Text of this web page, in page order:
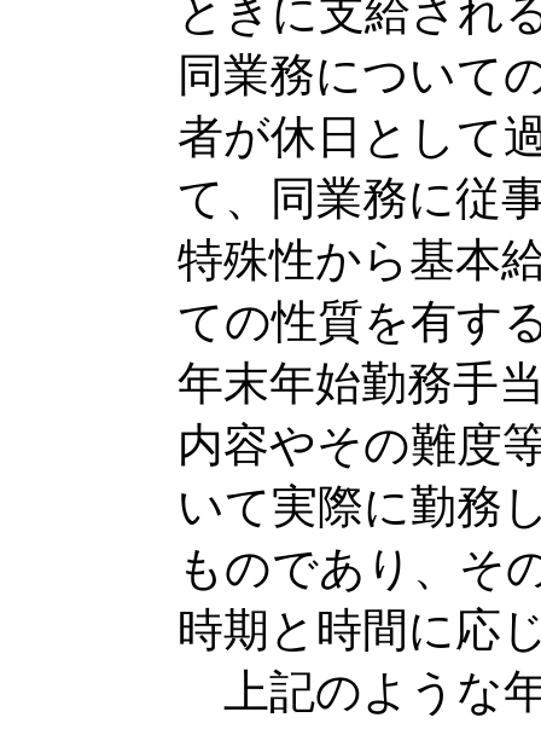
ときに支給され
同業務について
者が休日として
て、同業務に従
特殊性から基本
ての性質を有す
年末年始勤務手
内容やその難度
いて実際に勤務
ものであり、そ
時期と時間に応
上記のような